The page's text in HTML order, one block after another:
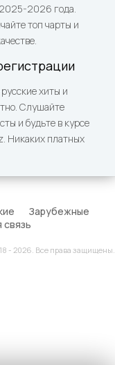
2025-2026 года.
топ чарты и
хиты и
Слушайте
и будьте в курсе
Никаких платных
Зарубежные
- 2026. Все права защищены.